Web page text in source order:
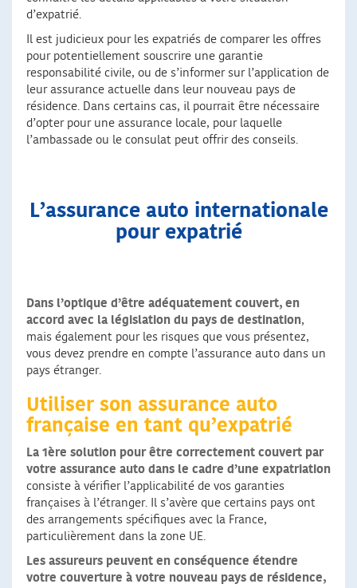
d’expatrié.
Il est judicieux pour les expatriés de comparer les offres
pour potentiellement souscrire une garantie
responsabilité civile, ou de s’informer sur l’application de
leur assurance actuelle dans leur nouveau pays de
résidence. Dans certains cas, il pourrait être nécessaire
d’opter pour une assurance locale, pour laquelle
l’ambassade ou le consulat peut offrir des conseils.
L’assurance auto internationale
pour expatrié
Dans l’optique d’être adéquatement couvert, en
accord avec la législation du pays de destination,
mais également pour les risques que vous présentez,
vous devez prendre en compte l’assurance auto dans un
pays étranger.
Utiliser son assurance auto
française en tant qu’expatrié
La 1ère solution pour être correctement couvert par
votre assurance auto dans le cadre d’une expatriation
consiste à vérifier l’applicabilité de vos garanties
françaises à l’étranger. Il s’avère que certains pays ont
des arrangements spécifiques avec la France,
particulièrement dans la zone UE.
Les assureurs peuvent en conséquence étendre
votre couverture à votre nouveau pays de résidence,